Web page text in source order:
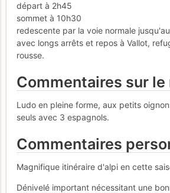
départ à 2h45
sommet à 10h30
redescente par la voie normale
avec longs arrêts et repos à Vallot,
rousse.
Commentaires sur le
Ludo en pleine forme, aux petits
seuls avec 3 espagnols.
Commentaires
Magnifique itinéraire d'alpi en cette
Dénivelé important nécessitant une